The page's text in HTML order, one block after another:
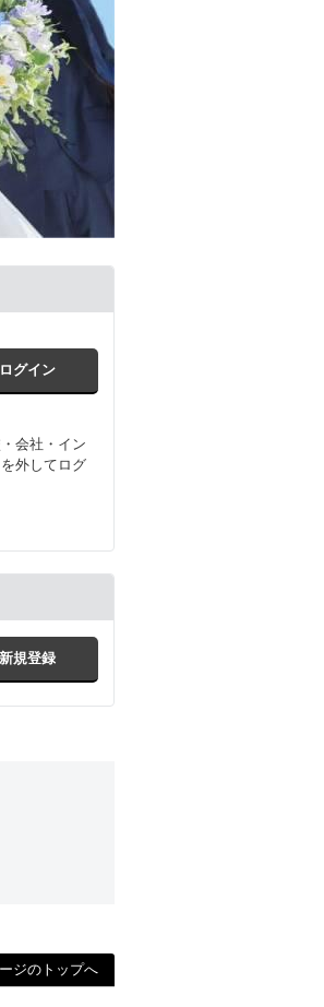
会社・イン
外してログ
ジのトップへ